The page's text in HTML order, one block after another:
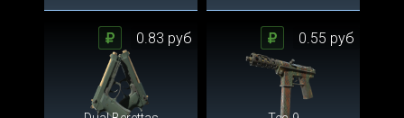
0.83 руб 0.55 руб